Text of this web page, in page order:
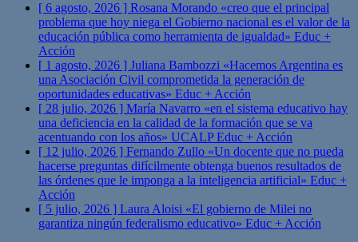
[ 6 agosto, 2026 ] Rosana Morando «creo que el principal
problema que hoy niega el Gobierno nacional es el valor de la
educación pública como herramienta de igualdad» Educ +
Acción
[ 1 agosto, 2026 ] Juliana Bambozzi «Hacemos Argentina es
una Asociación Civil comprometida la generación de
oportunidades educativas» Educ + Acción
[ 28 julio, 2026 ] María Navarro «en el sistema educativo hay
una deficiencia en la calidad de la formación que se va
acentuando con los años» UCALPEduc + Acción
[ 12 julio, 2026 ] Fernando Zullo «Un docente que no pueda
hacerse preguntas difícilmente obtenga buenos resultados de
las órdenes que le imponga a la inteligencia artificial» Educ +
Acción
[ 5 julio, 2026 ] Laura Aloisi «El gobierno de Milei no
garantiza ningún federalismo educativo» Educ + Acción